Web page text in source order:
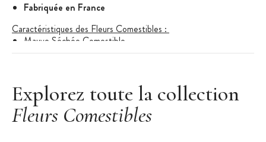
Fabriquée en France
Caractéristiques des Fleurs Comestibles :
Mauve Séchée Comestible
Ingrédients : Mauve bio –Malvasylvestris
gluten, œufs, lait graines de sésame, lupin, soja, poisson,
arachides, sulfites, céleri, moutarde.
Conditionnement : pot refermable
Explorez toute la collection
Fleurs Comestibles